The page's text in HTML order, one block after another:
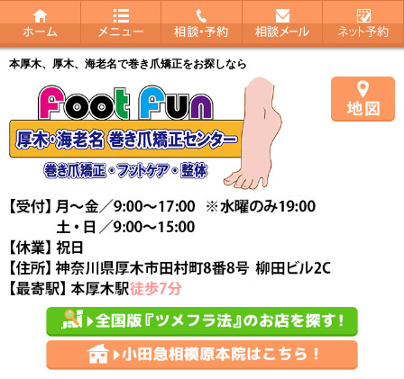
本厚木、厚木、海老名で巻き爪矯正をお探しなら